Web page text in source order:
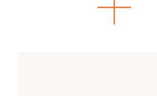
Hubert Godard (Tonic Funtion-